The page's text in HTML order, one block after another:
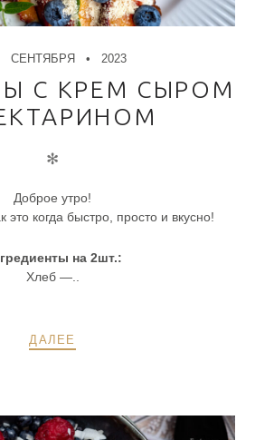
СЕНТЯБРЯ 2023
С КРЕМ СЫРОМ
✻
Доброе утро!
это когда быстро, просто и вкусно!
на 2шт.:
Хлеб —..
ДАЛЕЕ